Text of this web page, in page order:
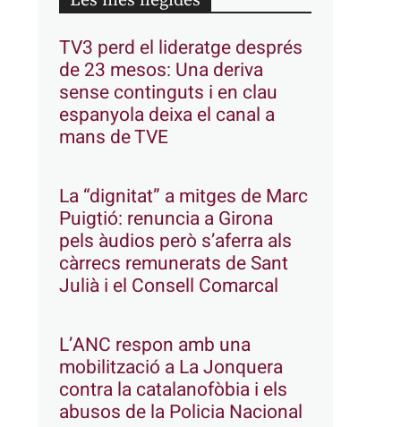
TV3 perd el lideratge després
de 23 mesos: Una deriva
sense continguts i en clau
espanyola deixa el canal a
mans de TVE
La “dignitat” a mitges de Marc
Puigtió: renuncia a Girona
pels àudios però s’aferra als
càrrecs remunerats de Sant
Julià i el Consell Comarcal
L’ANC respon amb una
mobilització a La Jonquera
contra la catalanofòbia i els
abusos de la Policia Nacional